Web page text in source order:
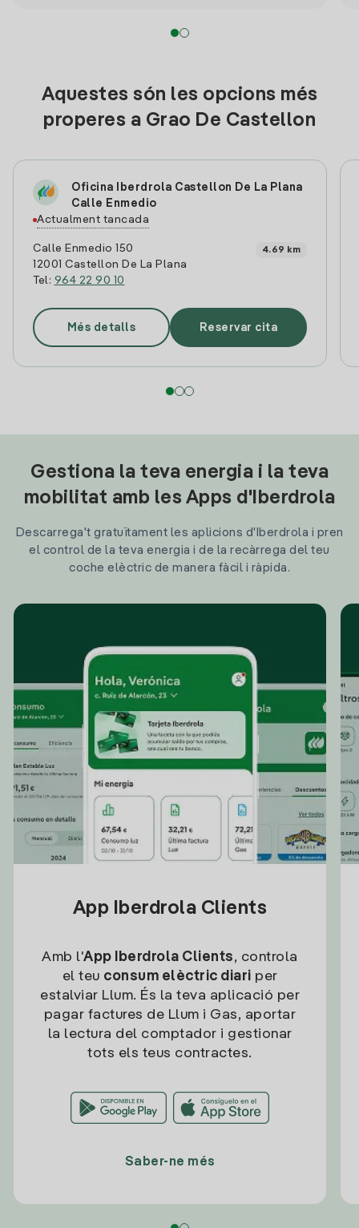
Aquestes són les opcions més
properes a Grao De Castellon
Oficina Iberdrola Castellon De La Plana
Calle Enmedio
Actualment tancada
Calle Enmedio 150
12001 Castellon De La Plana
Tel: 964 22 90 10
4.69 km
Més detalls Reservar cita
Gestiona la teva energia i la teva
mobilitat amb les Apps d'Iberdrola
Descarrega't gratuïtament les aplicions d'Iberdrola i pren
el control de la teva energia i de la recàrrega del teu
coche elèctric de manera fàcil i ràpida.
App Iberdrola Clients
Amb l'App Iberdrola Clients, controla
el teu consum elèctric diari per
estalviar Llum. És la teva aplicació per
pagar factures de Llum i Gas, aportar
la lectura del comptador i gestionar
tots els teus contractes.
Saber-ne més